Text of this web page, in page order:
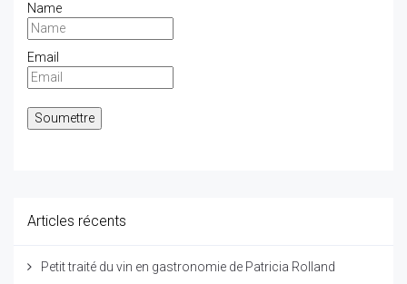
Name
Email
Articles récents
Petit traité du vin en gastronomie de Patricia Rolland